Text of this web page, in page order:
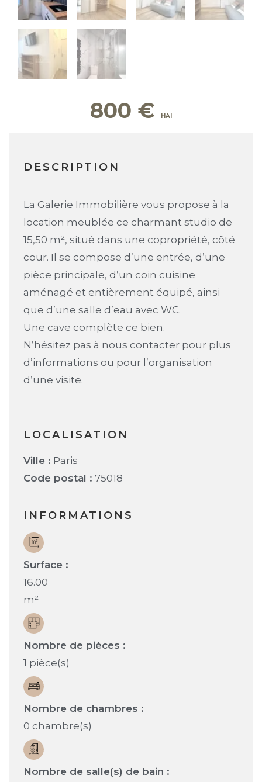
800 €
DESCRIPTION
La Galerie Immobilière vous propose à la
location meublée ce charmant studio de
15,50 m², situé dans une copropriété, côté
cour. Il se compose d’une entrée, d’une
pièce principale, d’un coin cuisine
aménagé et entièrement équipé, ainsi
que d’une salle d’eau avec WC.
Une cave complète ce bien.
N’hésitez pas à nous contacter pour plus
d’informations ou pour l’organisation
d’une visite.
LOCALISATION
Ville : Paris
Code postal : 75018
INFORMATIONS
Surface :
16.00
m²
Nombre de pièces :
1 pièce(s)
Nombre de chambres :
0 chambre(s)
Nombre de salle(s) de bain :